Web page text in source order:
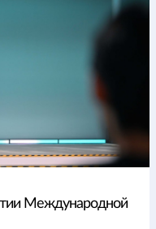
Международной